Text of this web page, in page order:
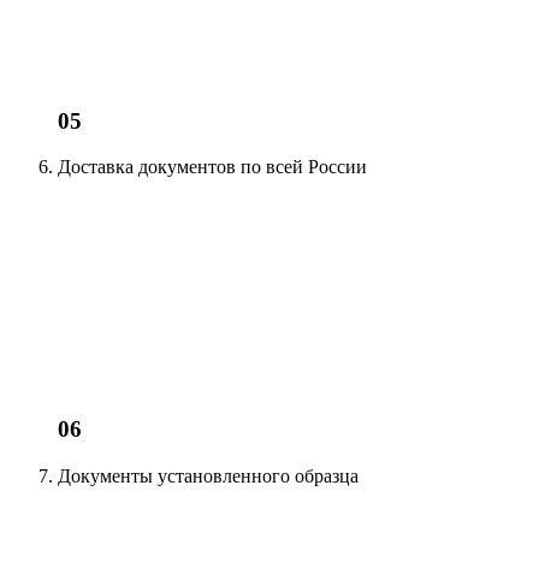
05
Доставка документов по всей России
06
Документы установленного образца